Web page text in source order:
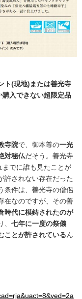
ト(現地)または善光寺
入できない超限定品
寺院で、御本尊の一光
対秘仏だそう。善光寺
でに誰も見たことが
許されない存在だった
条件は、善光寺の僧侶
在なのですが、その善
時代に模鋳されたのが
七年に一度の祭儀
ことが許されているん